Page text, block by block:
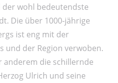
wohl bedeutendste
Die über 1000-jährige
ist eng mit der
und der Region verwoben.
die schillernde
Ulrich und seine